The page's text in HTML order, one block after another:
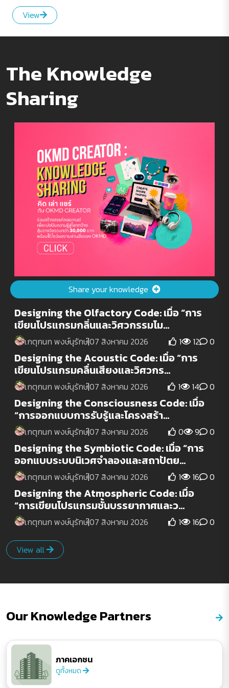
View
The Knowledge
Sharing
Share your knowledge
Designing the Olfactory Code: เมื่อ “การ
เขียนโปรแกรมกลิ่นและวิศวกรรมโม...
เกตุกนก พงษ์นุรักษ์|07 สิงหาคม 2026 1 12 0
Designing the Acoustic Code: เมื่อ “การ
เขียนโปรแกรมคลื่นเสียงและวิศวกร...
เกตุกนก พงษ์นุรักษ์|07 สิงหาคม 2026 1 14 0
Designing the Consciousness Code: เมื่อ
“การออกแบบการรับรู้และโครงสร้า...
เกตุกนก พงษ์นุรักษ์|07 สิงหาคม 2026 0 9 0
Designing the Symbiotic Code: เมื่อ “การ
ออกแบบระบบนิเวศจำลองและสถาปัตย...
เกตุกนก พงษ์นุรักษ์|07 สิงหาคม 2026 1 16 0
Designing the Atmospheric Code: เมื่อ
“การเขียนโปรแกรมชั้นบรรยากาศและว...
เกตุกนก พงษ์นุรักษ์|07 สิงหาคม 2026 1 16 0
View all
Our Knowledge Partners
ภาคเอกชน
ดูทั้งหมด